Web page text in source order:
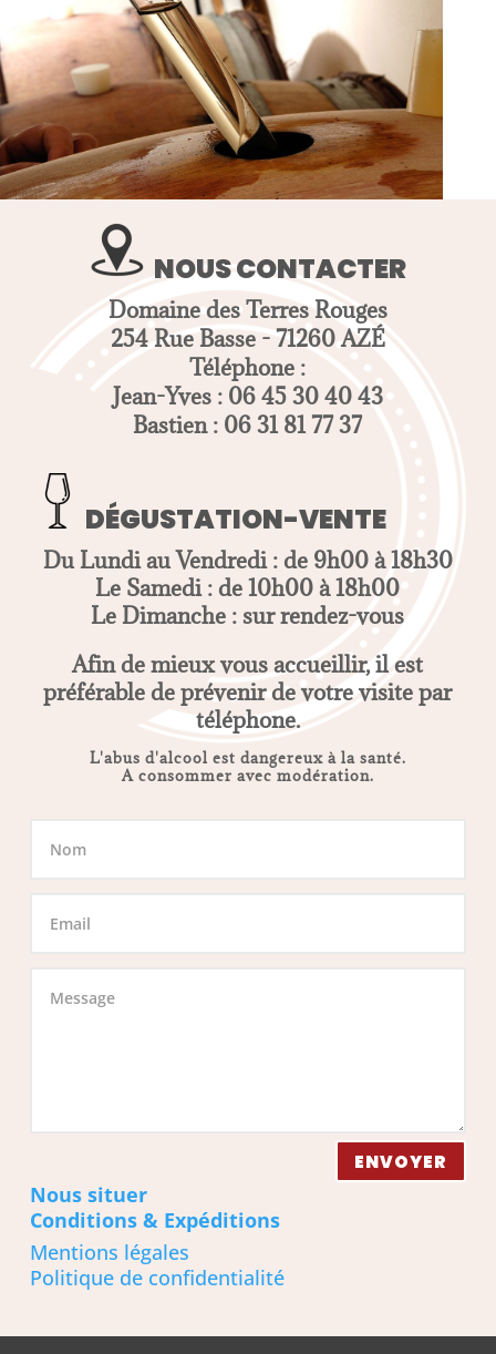
NOUS CONTACTER
Domaine des Terres Rouges
254 Rue Basse - 71260 AZÉ
Téléphone :
Jean-Yves : 06 45 30 40 43
Bastien : 06 31 81 77 37
DÉGUSTATION-VENTE
Du Lundi au Vendredi : de 9h00 à 18h30
Le Samedi : de 10h00 à 18h00
Le Dimanche : sur rendez-vous
Afin de mieux vous accueillir, il est
préférable de prévenir de votre visite par
téléphone.
L'abus d'alcool est dangereux à la santé.
A consommer avec modération.
ENVOYER
Nous situer
Conditions & Expéditions
Mentions légales
Politique de confidentialité